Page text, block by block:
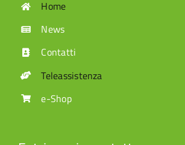
Home
News
Contatti
Teleassistenza
e-Shop